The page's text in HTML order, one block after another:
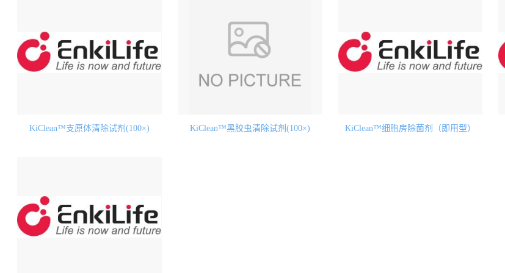
KiClean™支原体清除试剂(100×) KiClean™黑胶虫清除试剂(100×) KiClean™细胞房除菌剂（即用型）